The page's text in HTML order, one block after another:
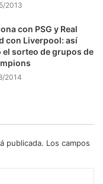
2013
con PSG y Real
con Liverpool: así
el sorteo de grupos de
2014
publicada. Los campos